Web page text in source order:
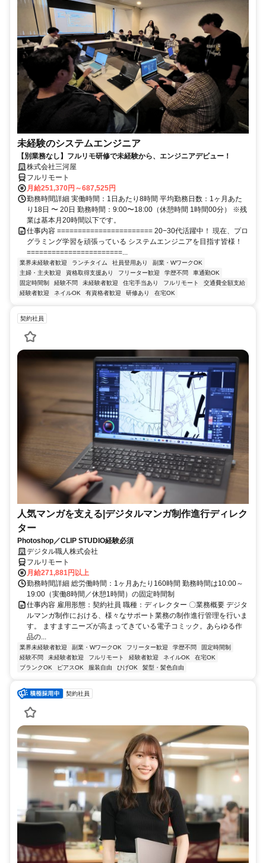
未経験のシステムエンジニア
【別業務なし】フルリモ研修で未経験から、エンジニアデビュー！
株式会社三河屋
フルリモート
月給251,370円～687,525円
勤務時間詳細 実働時間：1日あたり8時間 平均勤務日数：1ヶ月あた
り18日 〜 20日 勤務時間：9:00〜18:00（休憩時間 1時間00分） ※残
業は基本月20時間以下です。
仕事内容 ======================= 20−30代活躍中！ 現在、プロ
グラミング学習を頑張っている システムエンジニアを目指す皆様！
=======================...
業界未経験者歓迎 ランチタイム 社員登用あり
副業・WワークOK
主婦・主夫歓迎
資格取得支援あり フリーター歓迎 学歴不問
車通勤OK
固定時間制
経験不問 未経験者歓迎 住宅手当あり フルリモート
交通費全額支給
経験者歓迎
ネイルOK 有資格者歓迎 研修あり 在宅OK
契約社員
人気マンガを支える|デジタルマンガ制作進行ディレク
ター
Photoshop／CLIP STUDIO経験必須
デジタル職人株式会社
フルリモート
月給271,881円以上
勤務時間詳細 総労働時間：1ヶ月あたり160時間 勤務時間は10:00～
19:00（実働8時間／休憩1時間）の固定時間制
仕事内容 雇用形態：契約社員 職種：ディレクター 〇業務概要 デジタ
ルマンガ制作における、様々なサポート業務の制作進行管理を行いま
す。 ますますニーズが高まってきている電子コミック。あらゆる作
品の...
業界未経験者歓迎 副業・WワークOK フリーター歓迎 学歴不問
固定時間制
経験不問
未経験者歓迎 フルリモート 経験者歓迎 ネイルOK
在宅OK
ブランクOK
ピアスOK 服装自由 ひげOK 髪型・髪色自由
契約社員